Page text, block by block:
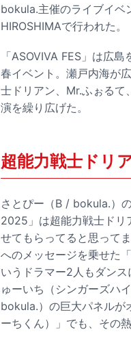
bokula.主催のライブイベ
HIROSHIMAで行われた。
「ASOVIVA FES」は広
春イベント。瀬戸内海が
士ドリアン、Mr.ふぉるて
演を繰り広げた。
超能力戦士ドリ
さとぴー（B / bokula.）
2025」は超能力戦士ドリ
せてもらってると思って
へのメッセージを乗せた
いうドラマー2人もダン
ゅーいち（シンガーズハ
bokula.）の巨大パネルが
ーちくん）」でも、その